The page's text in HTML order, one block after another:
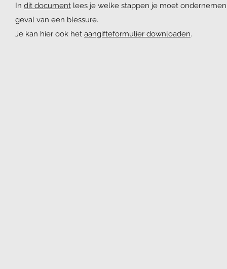
In dit document lees je welke stappen je moet
geval van een blessure.
Je kan hier ook het aangifteformulier downloaden.